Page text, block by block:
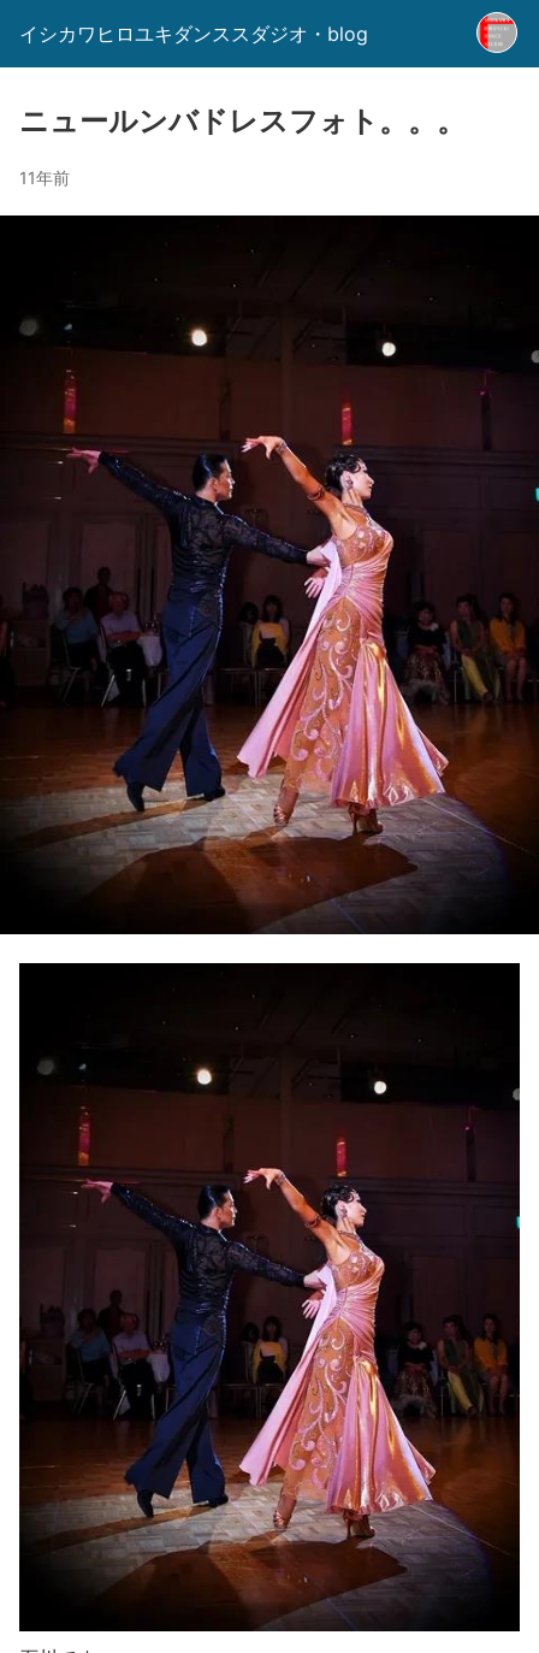
イシカワヒロユキダンススダジオ・blog
ニュールンバドレスフォト。。。
11年前